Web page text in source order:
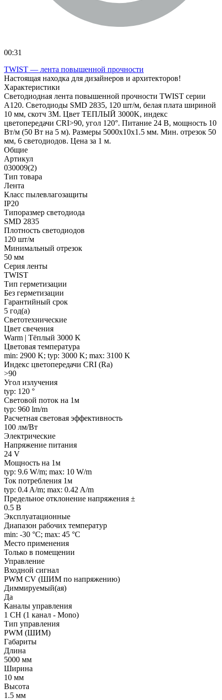
00:31
TWIST — лента повышенной прочности
Настоящая находка для дизайнеров и архитекторов!
Характеристики
Светодиодная лента повышенной прочности TWIST серии
A120. Светодиоды SMD 2835, 120 шт/м, белая плата шириной
10 мм, скотч 3M. Цвет ТЕПЛЫЙ 3000K, индекс
цветопередачи CRI>90, угол 120°. Питание 24 В, мощность 10
Вт/м (50 Вт на 5 м). Размеры 5000x10x1.5 мм. Мин. отрезок 50
мм, 6 светодиодов. Цена за 1 м.
Общие
Артикул
030009(2)
Тип товара
Лента
Класс пылевлагозащиты
IP20
Типоразмер светодиода
SMD 2835
Плотность светодиодов
120 шт/м
Минимальный отрезок
50 мм
Серия ленты
TWIST
Тип герметизации
Без герметизации
Гарантийный срок
5 год(а)
Светотехнические
Цвет свечения
Warm | Тёплый 3000 K
Цветовая температура
min: 2900 K; typ: 3000 K; max: 3100 K
Индекс цветопередачи CRI (Ra)
>90
Угол излучения
typ: 120 °
Световой поток на 1м
typ: 960 lm/m
Расчетная световая эффективность
100 лм/Вт
Электрические
Напряжение питания
24 V
Мощность на 1м
typ: 9.6 W/m; max: 10 W/m
Ток потребления 1м
typ: 0.4 A/m; max: 0.42 A/m
Предельное отклонение напряжения ±
0.5 В
Эксплуатационные
Диапазон рабочих температур
min: -30 °C; max: 45 °C
Место применения
Только в помещении
Управление
Входной сигнал
PWM СV (ШИМ по напряжению)
Диммируемый(ая)
Да
Каналы управления
1 CH (1 канал - Mono)
Тип управления
PWM (ШИМ)
Габариты
Длина
5000 мм
Ширина
10 мм
Высота
1.5 мм